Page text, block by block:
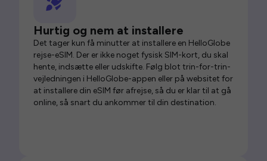
Hurtig og nem at installere
Det tager kun få minutter at installere en HelloGlobe
rejse-eSIM. Der er ikke noget fysisk SIM-kort, du skal
hente, indsætte eller udskifte. Følg blot trin-for-trin-
vejledningen i HelloGlobe-appen eller på websitet for
at installere din eSIM før afrejse, så du er klar til at gå
online, så snart du ankommer til din destination.